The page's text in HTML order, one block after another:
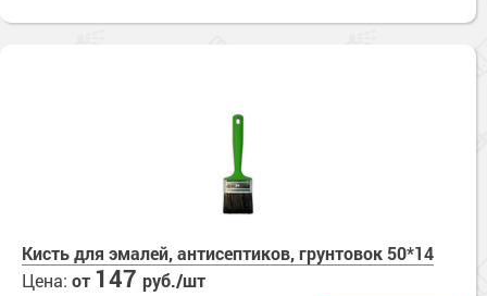
Кисть для эмалей, антисептиков, грунтовок 50*14
Цена: от 147 руб./шт